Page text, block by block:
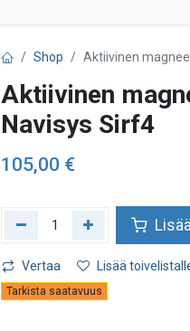
Shop Aktiivinen
Aktiivinen
Navisys Sirf4
105,00 €
Vertaa Lisää
Tarkista saatavuus